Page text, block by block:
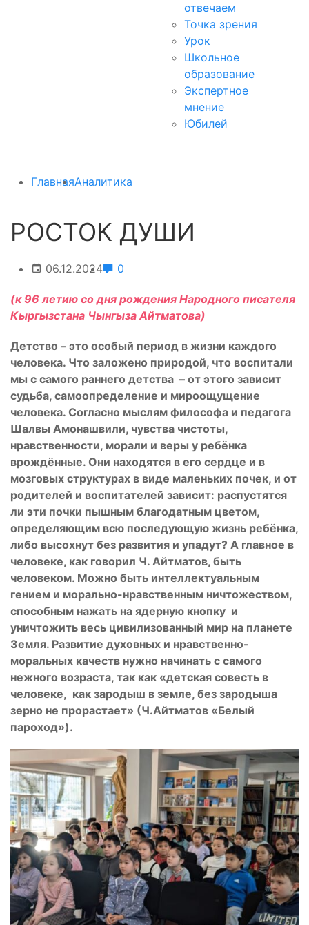
отвечаем
Точка зрения
Урок
Школьное
образование
Экспертное
мнение
Юбилей
ГлавнаяАналитика
РОСТОК ДУШИ
06.12.2024 0
(к 96 летию со дня рождения Народного писателя
Кыргызстана Чынгыза Айтматова)
Детство – это особый период в жизни каждого
человека. Что заложено природой, что воспитали
мы с самого раннего детства – от этого зависит
судьба, самоопределение и мироощущение
человека. Согласно мыслям философа и педагога
Шалвы Амонашвили, чувства чистоты,
нравственности, морали и веры у ребёнка
врождённые. Они находятся в его сердце и в
мозговых структурах в виде маленьких почек, и от
родителей и воспитателей зависит: распустятся
ли эти почки пышным благодатным цветом,
определяющим всю последующую жизнь ребёнка,
либо высохнут без развития и упадут? А главное в
человеке, как говорил Ч. Айтматов, быть
человеком. Можно быть интеллектуальным
гением и морально-нравственным ничтожеством,
способным нажать на ядерную кнопку и
уничтожить весь цивилизованный мир на планете
Земля. Развитие духовных и нравственно-
моральных качеств нужно начинать с самого
нежного возраста, так как «детская совесть в
человеке, как зародыш в земле, без зародыша
зерно не прорастает» (Ч.Айтматов «Белый
пароход»).